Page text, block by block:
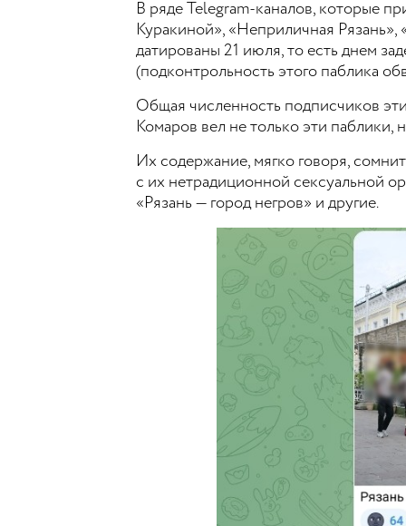
В ряде Telegram-каналов, которые
Куракиной», «Неприличная
датированы 21 июля, то есть днем
(подконтрольность этого паблика
Общая численность подписчиков
Комаров вел не только эти паблики,
Их содержание, мягко говоря,
с их нетрадиционной сексуальной
«Рязань — город негров» и другие.